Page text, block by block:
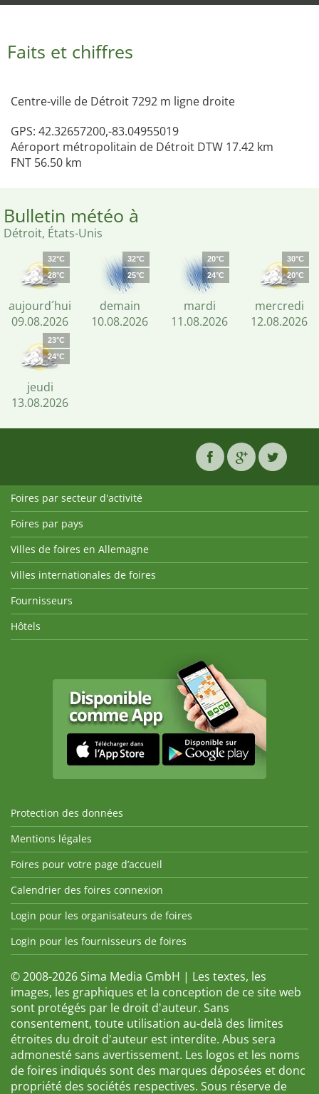
Faits et chiffres
Centre-ville de Détroit 7292 m ligne droite
GPS: 42.32657200,-83.04955019
Aéroport métropolitain de Détroit DTW 17.42 km
FNT 56.50 km
Bulletin météo à
Détroit, États-Unis
32°C
28°C
aujourd´hui
09.08.2026
32°C
25°C
demain
10.08.2026
20°C
24°C
mardi
11.08.2026
30°C
20°C
mercredi
12.08.2026
23°C
24°C
jeudi
13.08.2026
Foires par secteur d'activité
Foires par pays
Villes de foires en Allemagne
Villes internationales de foires
Fournisseurs
Hôtels
Protection des données
Mentions légales
Foires pour votre page d’accueil
Calendrier des foires connexion
Login pour les organisateurs de foires
Login pour les fournisseurs de foires
© 2008-2026 Sima Media GmbH | Les textes, les
images, les graphiques et la conception de ce site web
sont protégés par le droit d'auteur. Sans
consentement, toute utilisation au-delà des limites
étroites du droit d'auteur est interdite. Abus sera
admonesté sans avertissement. Les logos et les noms
de foires indiqués sont des marques déposées et donc
propriété des sociétés respectives. Sous réserve de